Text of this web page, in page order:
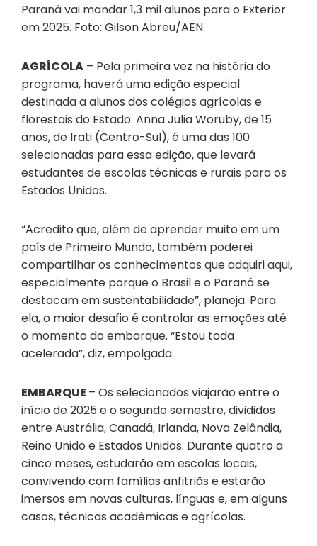
Paraná vai mandar 1,3 mil alunos para o Exterior
em 2025. Foto: Gilson Abreu/AEN
AGRÍCOLA – Pela primeira vez na história do
programa, haverá uma edição especial
destinada a alunos dos colégios agrícolas e
florestais do Estado. Anna Julia Woruby, de 15
anos, de Irati (Centro-Sul), é uma das 100
selecionadas para essa edição, que levará
estudantes de escolas técnicas e rurais para os
Estados Unidos.
“Acredito que, além de aprender muito em um
país de Primeiro Mundo, também poderei
compartilhar os conhecimentos que adquiri aqui,
especialmente porque o Brasil e o Paraná se
destacam em sustentabilidade”, planeja. Para
ela, o maior desafio é controlar as emoções até
o momento do embarque. “Estou toda
acelerada”, diz, empolgada.
EMBARQUE – Os selecionados viajarão entre o
início de 2025 e o segundo semestre, divididos
entre Austrália, Canadá, Irlanda, Nova Zelândia,
Reino Unido e Estados Unidos. Durante quatro a
cinco meses, estudarão em escolas locais,
convivendo com famílias anfitriãs e estarão
imersos em novas culturas, línguas e, em alguns
casos, técnicas acadêmicas e agrícolas.